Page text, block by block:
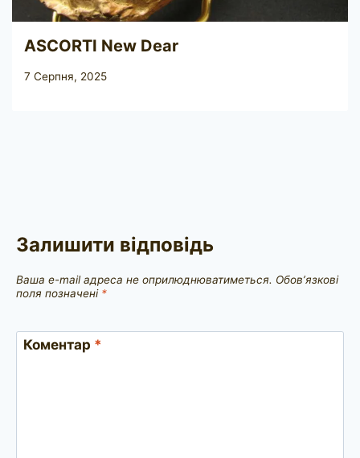
ASCORTI New Dear
7 Серпня, 2025
Залишити відповідь
Ваша e-mail адреса не оприлюднюватиметься. Обов’язкові
поля позначені *
Коментар *